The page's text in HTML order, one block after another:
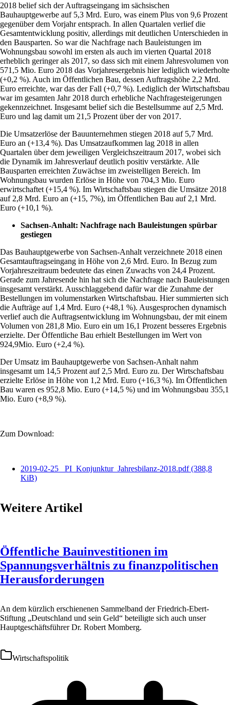
2018 belief sich der Auftragseingang im sächsischen
Bauhauptgewerbe auf 5,3 Mrd. Euro, was einem Plus von 9,6 Prozent
gegenüber dem Vorjahr entsprach. In allen Quartalen verlief die
Gesamtentwicklung positiv, allerdings mit deutlichen Unterschieden in
den Bausparten. So war die Nachfrage nach Bauleistungen im
Wohnungsbau sowohl im ersten als auch im vierten Quartal 2018
erheblich geringer als 2017, so dass sich mit einem Jahresvolumen von
571,5 Mio. Euro 2018 das Vorjahresergebnis hier lediglich wiederholte
(+0,2 %). Auch im Öffentlichen Bau, dessen Auftragshöhe 2,2 Mrd.
Euro erreichte, war das der Fall (+0,7 %). Lediglich der Wirtschaftsbau
war im gesamten Jahr 2018 durch erhebliche Nachfragesteigerungen
gekennzeichnet. Insgesamt belief sich die Bestellsumme auf 2,5 Mrd.
Euro und lag damit um 21,5 Prozent über der von 2017.
Die Umsatzerlöse der Bauunternehmen stiegen 2018 auf 5,7 Mrd.
Euro an (+13,4 %). Das Umsatzaufkommen lag 2018 in allen
Quartalen über dem jeweiligen Vergleichszeitraum 2017, wobei sich
die Dynamik im Jahresverlauf deutlich positiv verstärkte. Alle
Bausparten erreichten Zuwächse im zweistelligen Bereich. Im
Wohnungsbau wurden Erlöse in Höhe von 704,3 Mio. Euro
erwirtschaftet (+15,4 %). Im Wirtschaftsbau stiegen die Umsätze 2018
auf 2,8 Mrd. Euro an (+15, 7%), im Öffentlichen Bau auf 2,1 Mrd.
Euro (+10,1 %).
Sachsen-Anhalt: Nachfrage nach Bauleistungen spürbar
gestiegen
Das Bauhauptgewerbe von Sachsen-Anhalt verzeichnete 2018 einen
Gesamtauftragseingang in Höhe von 2,6 Mrd. Euro. In Bezug zum
Vorjahreszeitraum bedeutete das einen Zuwachs von 24,4 Prozent.
Gerade zum Jahresende hin hat sich die Nachfrage nach Bauleistungen
insgesamt verstärkt. Ausschlaggebend dafür war die Zunahme der
Bestellungen im volumenstarken Wirtschaftsbau. Hier summierten sich
die Aufträge auf 1,4 Mrd. Euro (+48,1 %). Ausgesprochen dynamisch
verlief auch die Auftragsentwicklung im Wohnungsbau, der mit einem
Volumen von 281,8 Mio. Euro ein um 16,1 Prozent besseres Ergebnis
erzielte. Der Öffentliche Bau erhielt Bestellungen im Wert von
924,9Mio. Euro (+2,4 %).
Der Umsatz im Bauhauptgewerbe von Sachsen-Anhalt nahm
insgesamt um 14,5 Prozent auf 2,5 Mrd. Euro zu. Der Wirtschaftsbau
erzielte Erlöse in Höhe von 1,2 Mrd. Euro (+16,3 %). Im Öffentlichen
Bau waren es 952,8 Mio. Euro (+14,5 %) und im Wohnungsbau 355,1
Mio. Euro (+8,9 %).
Zum Download:
2019-02-25 _PI_Konjunktur_Jahresbilanz-2018.pdf(388,8
KiB)
Weitere Artikel
Öffentliche Bauinvestitionen im
Spannungsverhältnis zu finanzpolitischen
Herausforderungen
An dem kürzlich erschienenen Sammelband der Friedrich-Ebert-
Stiftung „Deutschland und sein Geld“ beteiligte sich auch unser
Hauptgeschäftsführer Dr. Robert Momberg.
Wirtschaftspolitik